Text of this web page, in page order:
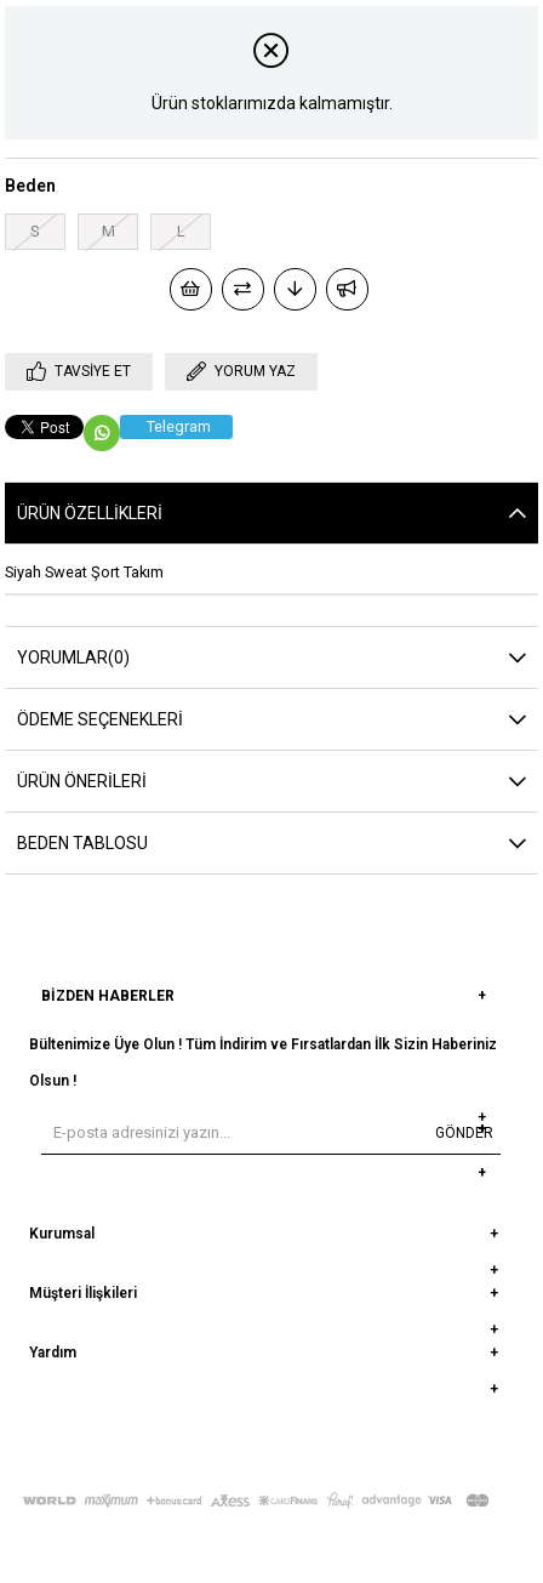
Ürün stoklarımızda kalmamıştır.
Beden
S M L
TAVSIYE ET YORUM YAZ
Telegram
ÜRÜN ÖZELLIKLERI
Siyah Sweat Şort Takım
YORUMLAR(0)
ÖDEME SEÇENEKLERI
ÜRÜN ÖNERILERI
BEDEN TABLOSU
BIZDEN HABERLER
Bültenimize Üye Olun ! Tüm İndirim ve Fırsatlardan İlk Sizin Haberiniz
Olsun !
GÖNDER
Kurumsal
Müşteri İlişkileri
Yardım